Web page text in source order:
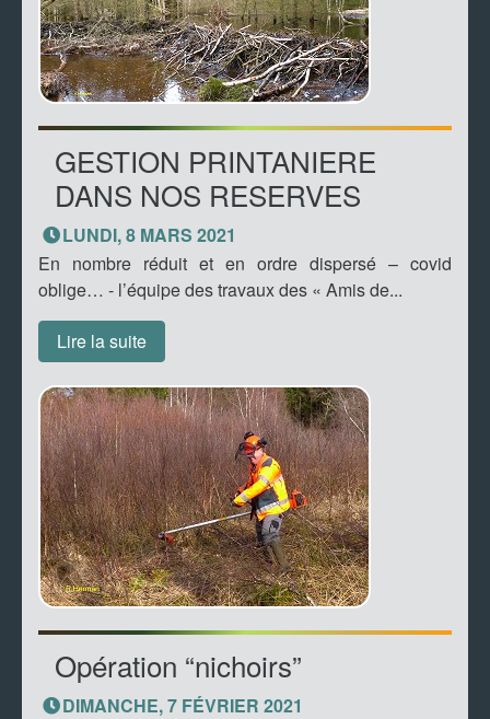
GESTION PRINTANIERE
DANS NOS RESERVES
LUNDI, 8 MARS 2021
En nombre réduit et en ordre dispersé – covid
oblige… - l’équipe des travaux des « Amis de...
Lire la suite
Opération “nichoirs”
DIMANCHE, 7 FÉVRIER 2021